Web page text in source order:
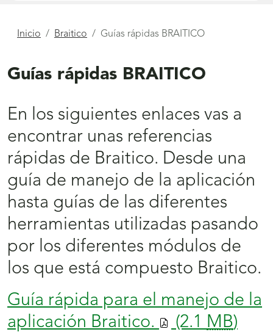
Está
Inicio Braitico Guías rápidas BRAITICO
Guías rápidas BRAITICO
En los siguientes enlaces vas a
encontrar unas referencias
rápidas de Braitico. Desde una
guía de manejo de la aplicación
hasta guías de las diferentes
herramientas utilizadas pasando
por los diferentes módulos de
los que está compuesto Braitico.
Guía rápida para el manejo de la
aplicación Braitico.
(2.1 MB)